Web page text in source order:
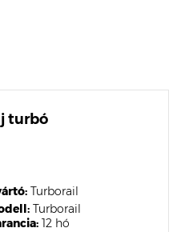
turbó
12 hó
Turborail
Turborail